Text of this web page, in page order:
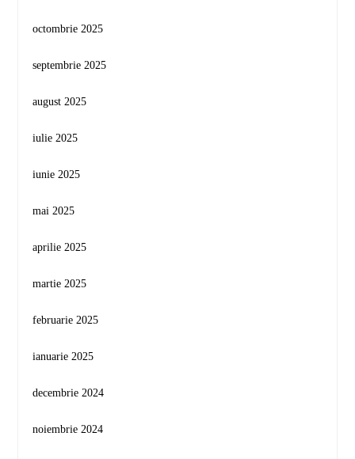
octombrie 2025
septembrie 2025
august 2025
iulie 2025
iunie 2025
mai 2025
aprilie 2025
martie 2025
februarie 2025
ianuarie 2025
decembrie 2024
noiembrie 2024